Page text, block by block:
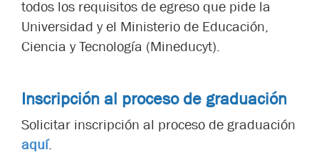
todos los requisitos de egreso que pide la
Universidad y el Ministerio de Educación,
Ciencia y Tecnología (Mineducyt).
Inscripción al proceso de graduación
Solicitar inscripción al proceso de graduación
aquí.